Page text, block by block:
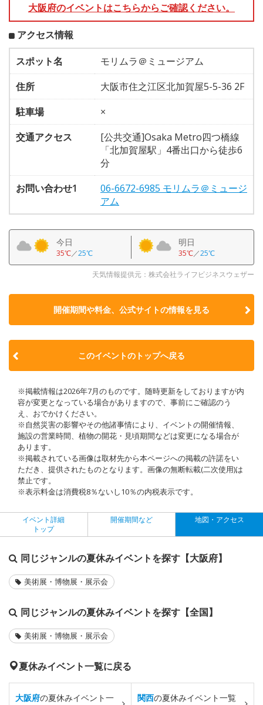
大阪府のイベントはこちらからご確認ください。
アクセス情報
スポット名
モリムラ＠ミュージアム
住所
大阪市住之江区北加賀屋5-5-36 2F
駐車場
×
交通アクセス
[公共交通]Osaka Metro四つ橋線
「北加賀屋駅」4番出口から徒歩6
分
お問い合わせ1
06-6672-6985 モリムラ＠ミュージ
アム
今日
35℃／25℃
明日
35℃／25℃
天気情報提供元：株式会社ライフビジネスウェザー
開催期間や料金、公式サイトの情報を見る
このイベントのトップへ戻る
※掲載情報は2026年7月のものです。随時更新をしておりますが内
容が変更となっている場合がありますので、事前にご確認のう
え、おでかけください。
※自然災害の影響やその他諸事情により、イベントの開催情報、
施設の営業時間、植物の開花・見頃期間などは変更になる場合が
あります。
※掲載されている画像は取材先から本ページへの掲載の許諾をい
ただき、提供されたものとなります。画像の無断転載(二次使用)は
禁止です。
※表示料金は消費税8％ないし10％の内税表示です。
イベント詳細
トップ
開催期間など 地図・アクセス
同じジャンルの夏休みイベントを探す【大阪府】
美術展・博物展・展示会
同じジャンルの夏休みイベントを探す【全国】
美術展・博物展・展示会
夏休みイベント一覧に戻る
大阪府の夏休みイベント一
関西の夏休みイベント一覧